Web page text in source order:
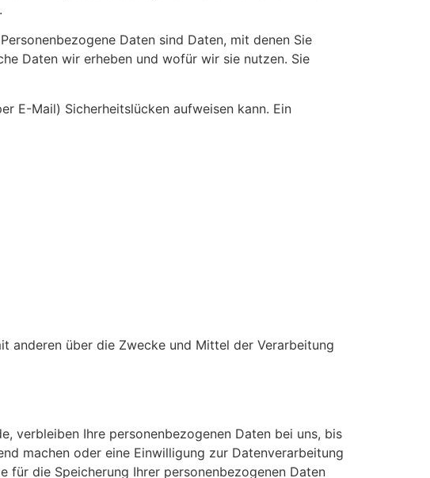
Daten sind Daten, mit denen Sie
Daten wir erheben und wofür wir sie nutzen. Sie
E-Mail) Sicherheitslücken aufweisen kann. Ein
anderen über die Zwecke und Mittel der Verarbeitung
verbleiben Ihre personenbezogenen Daten bei uns, bis
machen oder eine Einwilligung zur Datenverarbeitung
für die Speicherung Ihrer personenbezogenen Daten